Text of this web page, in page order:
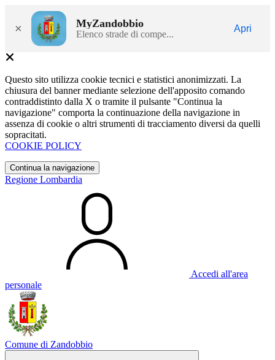
× MyZandobbio
Elenco strade di compe...
Apri
Questo sito utilizza cookie tecnici e statistici anonimizzati. La
chiusura del banner mediante selezione dell'apposito comando
contraddistinto dalla X o tramite il pulsante "Continua la
navigazione" comporta la continuazione della navigazione in
assenza di cookie o altri strumenti di tracciamento diversi da quelli
sopracitati.
COOKIE POLICY
Continua la navigazione
Regione Lombardia
Accedi all'area
personale
Comune di Zandobbio